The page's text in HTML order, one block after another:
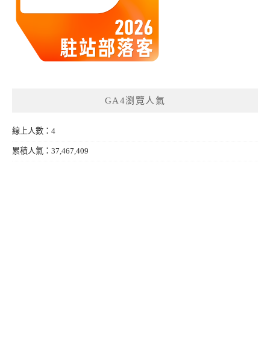
GA4瀏覽人氣
線上人數：4
累積人氣：37,467,409